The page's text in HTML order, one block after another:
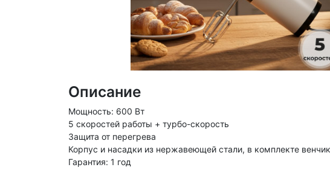
Описание
Мощность: 600 Вт
5 скоростей работы + турбо-скорость
Защита от перегрева
Корпус и насадки из нержавеющей стали, в комплекте
Гарантия: 1 год